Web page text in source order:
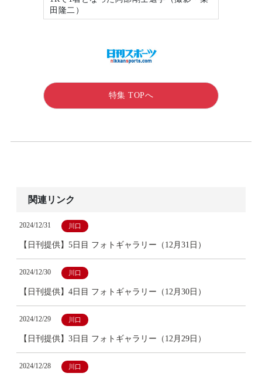
田隆二）
特集 TOPへ
関連リンク
2024/12/31 川口
【日刊提供】5日目 フォトギャラリー（12月31日）
2024/12/30 川口
【日刊提供】4日目 フォトギャラリー（12月30日）
2024/12/29 川口
【日刊提供】3日目 フォトギャラリー（12月29日）
2024/12/28 川口